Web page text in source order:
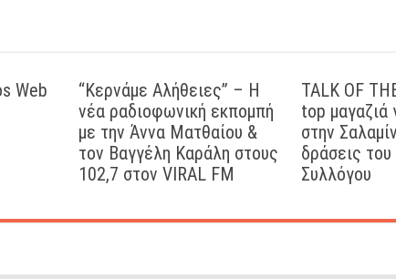
Web
“Kερνάμε Αλήθειες” – Η
νέα ραδιοφωνική εκπομπή
με την Άννα Ματθαίου &
τον Βαγγέλη Καράλη στους
102,7 στον VIRAL FM
TALK OF
top μαγαζιά
στην
δράσεις
Συλλόγου